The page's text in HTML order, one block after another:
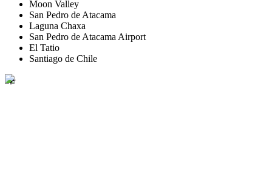
Moon Valley
San Pedro de Atacama
Laguna Chaxa
San Pedro de Atacama Airport
El Tatio
Santiago de Chile